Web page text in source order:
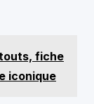
fiche
iconique